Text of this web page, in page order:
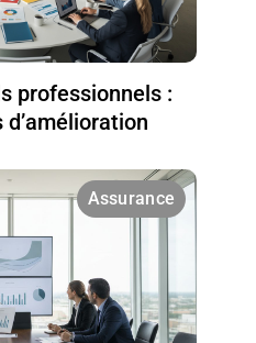
professionnels :
Assurance